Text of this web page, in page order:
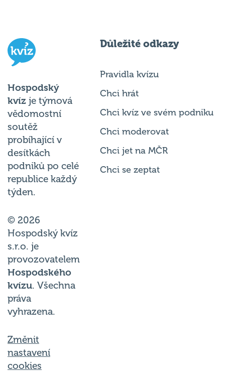
Hospodský
kvíz je týmová
vědomostní
soutěž
probíhající v
desítkách
podniků po celé
republice každý
týden.
© 2026
Hospodský kvíz
s.r.o. je
provozovatelem
Hospodského
kvízu. Všechna
práva
vyhrazena.
Změnit
nastavení
cookies
Důležité odkazy
Pravidla kvízu
Chci hrát
Chci kvíz ve svém podniku
Chci moderovat
Chci jet na MČR
Chci se zeptat